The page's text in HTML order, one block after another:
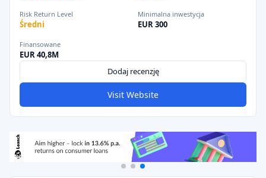
Risk Return Level
Średni
Minimalna inwestycja
EUR 300
Finansowane
EUR 40,8M
Dodaj recenzję
Visit Website